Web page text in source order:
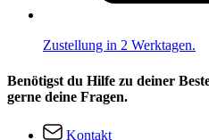
Zustellung in 2 Werktagen.
Benötigst du Hilfe zu deiner
gerne deine Fragen.
Kontakt